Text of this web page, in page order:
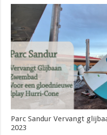
Parc Sandur Vervangt
2023